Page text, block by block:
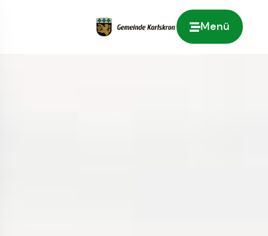
Menü